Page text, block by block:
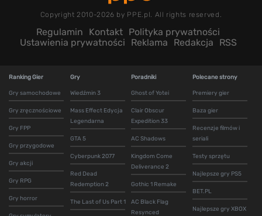
Copyright 2010-2026 by PPE.pl. All rights reserved.
Regulamin Kontakt Polityka prywatności
Ustawienia prywatności
Reklama Redakcja RSS
Ranking Gier
Gry samochodowe
Gry zręcznościowe
Gry FPP
Gry przygodowe
Gry akcji
Gry RPG
Gry horror
Gry
Wiedźmin 3
Mass Effect Edycja
Legendarna
GTA 5
Cyberpunk 2077
Red Dead
Redemption 2
The Last of Us Part 1
Poradniki
Ghost of Yotei
Clair Obscur
Expedition 33
AC Shadows
Kingdom Come
Deliverance 2
Gothic 1 Remake
AC Black Flag
Resynced
Polecane strony
Premiery gier
Baza gier
Recenzje filmów i
seriali
Testy sprzętu
Najlepsze gry PS5
BET.PL
Najlepsze gry XBOX